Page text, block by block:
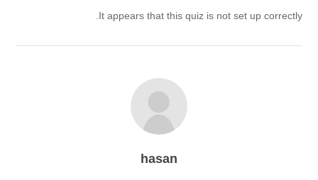
It appears that this quiz is not set up correctly.
hasan